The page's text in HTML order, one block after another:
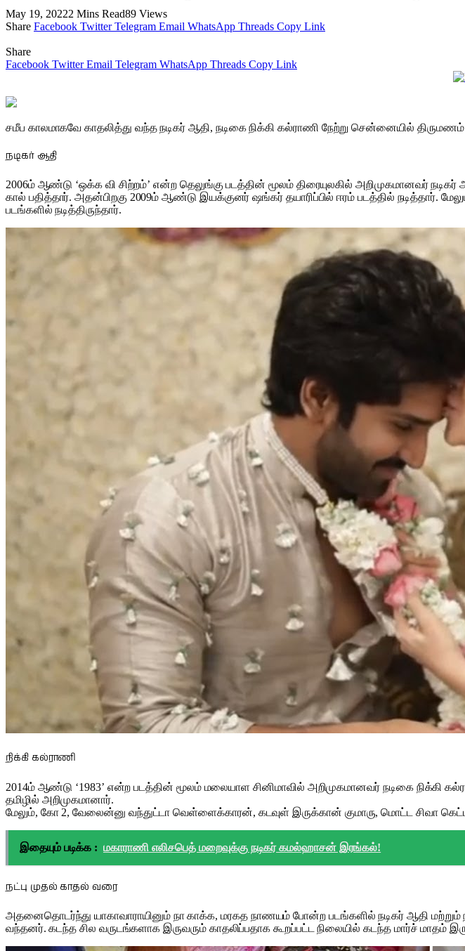
May 19, 20222 Mins Read89 Views
Share Facebook Twitter Telegram Email WhatsApp Threads Copy Link
Share
Facebook Twitter Email Telegram WhatsApp Threads Copy Link
சமீப காலமாகவே காதலித்து வந்த நடிகர் ஆதி, நடிகை நிக்கி கல்ராணி நேற்று சென்னையில்
நடிகர் ஆதி
2006ம் ஆண்டு ‘ஒக்க வி சிற்றம்’ என்ற தெலுங்கு படத்தின் மூலம் திரையுலகில் அறிமுகமானவர்
கால் பதித்தார். அதன்பிறகு 2009ம் ஆண்டு இயக்குனர் ஷங்கர் தயாரிப்பில் ஈரம் படத்தில்
படங்களில் நடித்திருந்தார்.
நிக்கி கல்ராணி
2014ம் ஆண்டு ‘1983’ என்ற படத்தின் மூலம் மலையாள சினிமாவில் அறிமுகமானவர் நடிகை நிக்கி
தமிழில் அறிமுகமானார்.
மேலும், கோ 2, வேலைன்னு வந்துட்டா வெள்ளைக்காரன், கடவுள் இருக்கான் குமாரு, மொட்ட சிவா கெட்ட
இதையும் படிக்க : மகாராணி எலிசபெத் மறைவுக்கு நடிகர் கமல்ஹாசன் இரங்கல்!
நட்பு முதல் காதல் வரை
அதனைதொடர்ந்து யாகாவாராயினும் நா காக்க, மரகத நாணயம் போன்ற படங்களில் நடிகர் ஆதி
வந்தனர். கடந்த சில வருடங்களாக இருவரும் காதலிப்பதாக கூறப்பட்ட நிலையில் கடந்த மார்ச் மாதம்